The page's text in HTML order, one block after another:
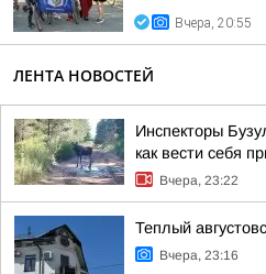
Вчера, 20:55
ЛЕНТА НОВОСТЕЙ
Инспекторы
как вести себя
Вчера, 23:22
Теплый
Вчера, 23:16